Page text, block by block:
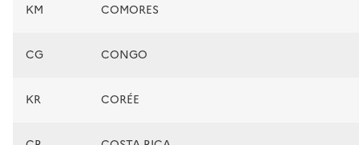
KM COMORES
CG CONGO
KR CORÉE